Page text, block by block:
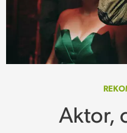
SUBIEKTYWNIE
SPOTKANIE
REKOMENDACJEAktor,